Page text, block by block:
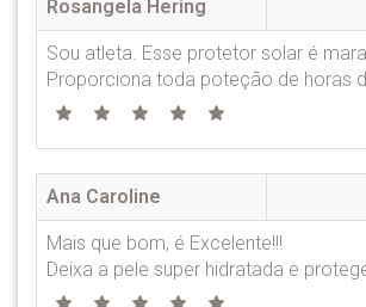
Rosangela Hering
Sou atleta. Esse protetor solar é
Proporciona toda poteção de horas
Ana Caroline
Mais que bom, é Excelente!!!
Deixa a pele super hidratada e